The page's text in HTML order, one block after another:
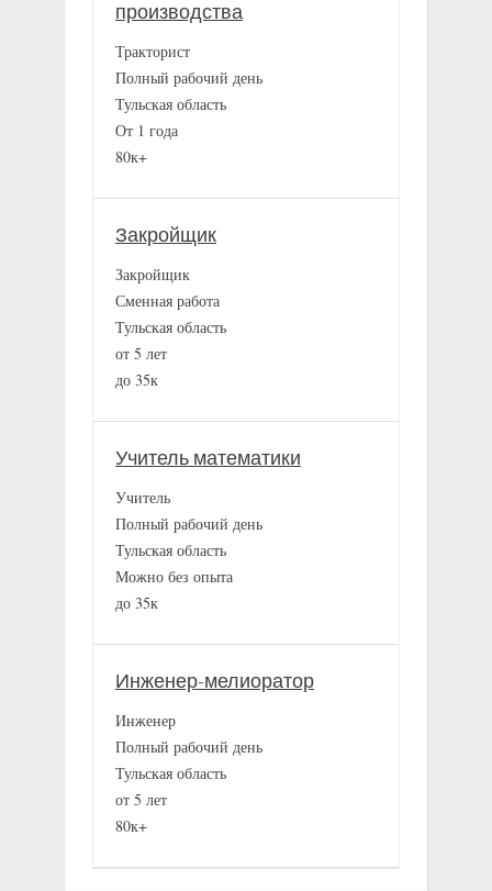
производства
Тракторист
Полный рабочий день
Тульская область
От 1 года
80к+
Закройщик
Закройщик
Сменная работа
Тульская область
от 5 лет
до 35к
Учитель математики
Учитель
Полный рабочий день
Тульская область
Можно без опыта
до 35к
Инженер-мелиоратор
Инженер
Полный рабочий день
Тульская область
от 5 лет
80к+